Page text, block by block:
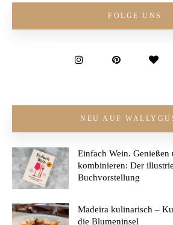
FOLGE UNS
NEU AUF
Einfach Wein. Genießen
kombinieren: Der
Buchvorstellung
Madeira kulinarisch –
die Blumeninsel